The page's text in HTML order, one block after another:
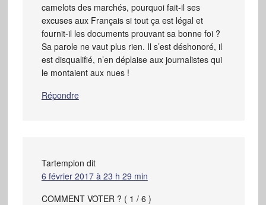
camelots des marchés, pourquoi fait-il ses
excuses aux Français si tout ça est légal et
fournit-il les documents prouvant sa bonne foi ?
Sa parole ne vaut plus rien. Il s’est déshonoré, il
est disqualifié, n’en déplaise aux journalistes qui
le montaient aux nues !
Répondre
Tartempion dit
6 février 2017 à 23 h 29 min
COMMENT VOTER ? ( 1 / 6 )